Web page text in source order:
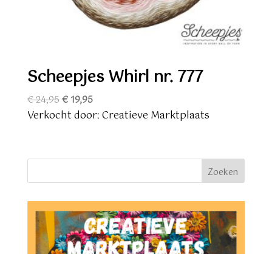
Scheepjes Whirl nr. 777
€24,95Oorspronkelijke
prijs
€19,95Huidige
prijs
Verkocht door: Creatieve Marktplaats
Zoeken